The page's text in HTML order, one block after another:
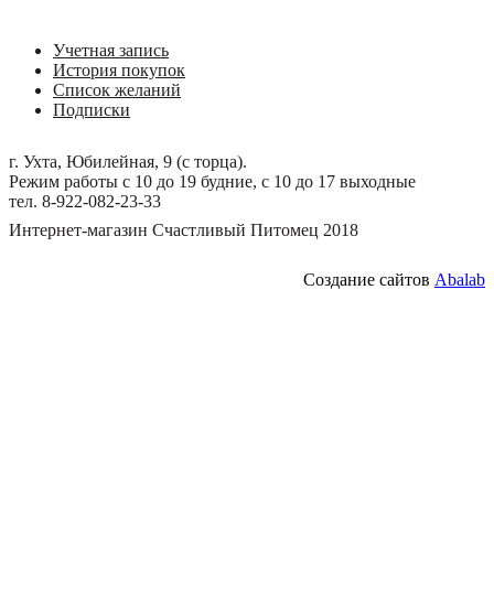
Учетная запись
История покупок
Список желаний
Подписки
г. Ухта, Юбилейная, 9 (с торца).
Режим работы с 10 до 19 будние, с 10 до 17 выходные
тел. 8-922-082-23-33
Интернет-магазин Счастливый Питомец 2018
Создание сайтов Abalab